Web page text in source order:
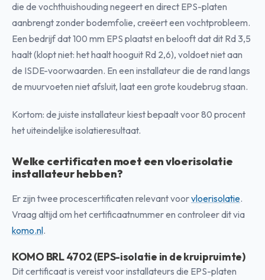
die de vochthuishouding negeert en direct EPS-platen
aanbrengt zonder bodemfolie, creëert een vochtprobleem.
Een bedrijf dat 100 mm EPS plaatst en belooft dat dit Rd 3,5
haalt (klopt niet: het haalt hooguit Rd 2,6), voldoet niet aan
de ISDE-voorwaarden. En een installateur die de rand langs
de muurvoeten niet afsluit, laat een grote koudebrug staan.
Kortom: de juiste installateur kiest bepaalt voor 80 procent
het uiteindelijke isolatieresultaat.
Welke certificaten moet een vloerisolatie
installateur hebben?
Er zijn twee procescertificaten relevant voorvloerisolatie.
Vraag altijd om het certificaatnummer en controleer dit via
komo.nl.
KOMO BRL 4702 (EPS-isolatie in de kruipruimte)
Dit certificaat is vereist voor installateurs die EPS-platen